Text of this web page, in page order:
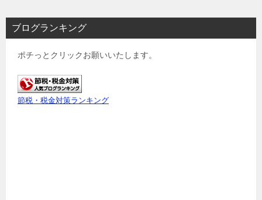
ブログランキング
ポチっとクリックお願いいたします。
節税・税金対策ランキング